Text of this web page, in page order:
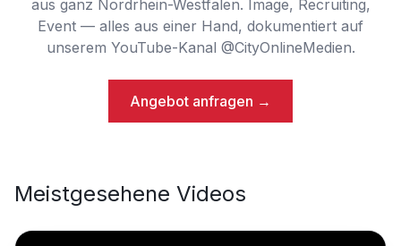
aus ganz Nordrhein-Westfalen. Image, Recruiting,
Event — alles aus einer Hand, dokumentiert auf
unserem YouTube-Kanal @CityOnlineMedien.
Angebot anfragen →
Meistgesehene Videos